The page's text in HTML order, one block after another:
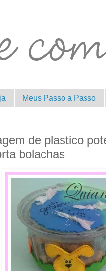
Meus Passo a Passo
de plastico
bolachas